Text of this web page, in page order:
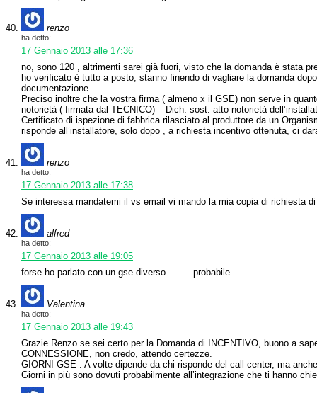
renzo
ha detto:
17 Gennaio 2013 alle 17:36
no, sono 120 , altrimenti sarei già fuori, visto che la domanda è stata
ho verificato è tutto a posto, stanno finendo di vagliare la domanda
documentazione.
Preciso inoltre che la vostra firma ( almeno x il GSE) non serve in
notorietà ( firmata dal TECNICO) – Dich. sost. atto notorietà
Certificato di ispezione di fabbrica rilasciato al produttore da un
risponde all’installatore, solo dopo , a richiesta incentivo ottenuta, ci
renzo
ha detto:
17 Gennaio 2013 alle 17:38
Se interessa mandatemi il vs email vi mando la mia copia di richiesta
alfred
ha detto:
17 Gennaio 2013 alle 19:05
forse ho parlato con un gse diverso………probabile
Valentina
ha detto:
17 Gennaio 2013 alle 19:43
Grazie Renzo se sei certo per la Domanda di INCENTIVO, buono a
CONNESSIONE, non credo, attendo certezze.
GIORNI GSE : A volte dipende da chi risponde del call center, ma
Giorni in più sono dovuti probabilmente all’integrazione che ti hanno